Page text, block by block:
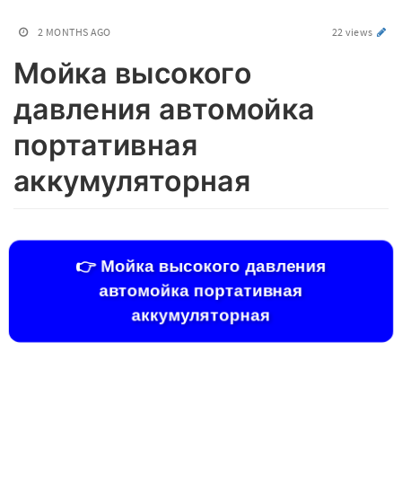
2 MONTHS AGO 22 views
Мойка высокого
давления автомойка
портативная
аккумуляторная
👉 Мойка высокого давления
автомойка портативная
аккумуляторная